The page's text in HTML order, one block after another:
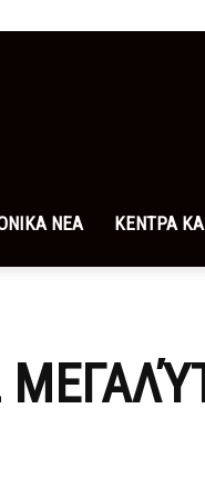
ΝΕΑ ΚΕΝΤΡΑ